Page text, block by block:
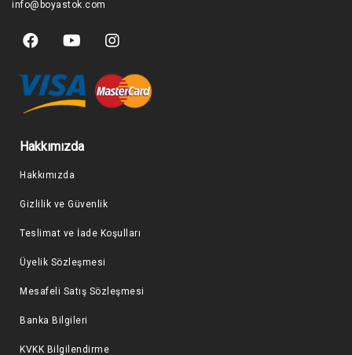
info@boyastok.com
Hakkımızda
Hakkımızda
Gizlilik ve Güvenlik
Teslimat ve İade Koşulları
Üyelik Sözleşmesi
Mesafeli Satış Sözleşmesi
Banka Bilgileri
KVKK Bilgilendirme